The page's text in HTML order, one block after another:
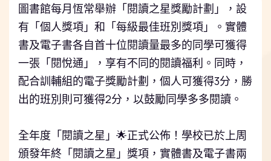
圖書館每月恆常舉辦「閱讀之星獎勵計劃」，設
有「個人獎項」和「每級最佳班別獎項」。實體
書及電子書各自首十位閱讀量最多的同學可獲得
一張「閱悅通」，享有不同的閱讀福利。同時，
配合訓輔組的電子獎勵計劃，個人可獲得3分，勝
出的班別則可獲得2分，以鼓勵同學多多閱讀。
全年度「閱讀之星」🌟正式公佈！學校已於上周
頒發年終「閱讀之星」獎項，實體書及電子書兩